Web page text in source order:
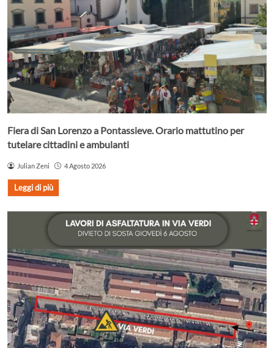
Fiera di San Lorenzo a Pontassieve. Orario mattutino per
tutelare cittadini e ambulanti
Julian Zeni 4 Agosto 2026
Leggi di più